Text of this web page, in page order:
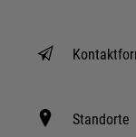
Standorte